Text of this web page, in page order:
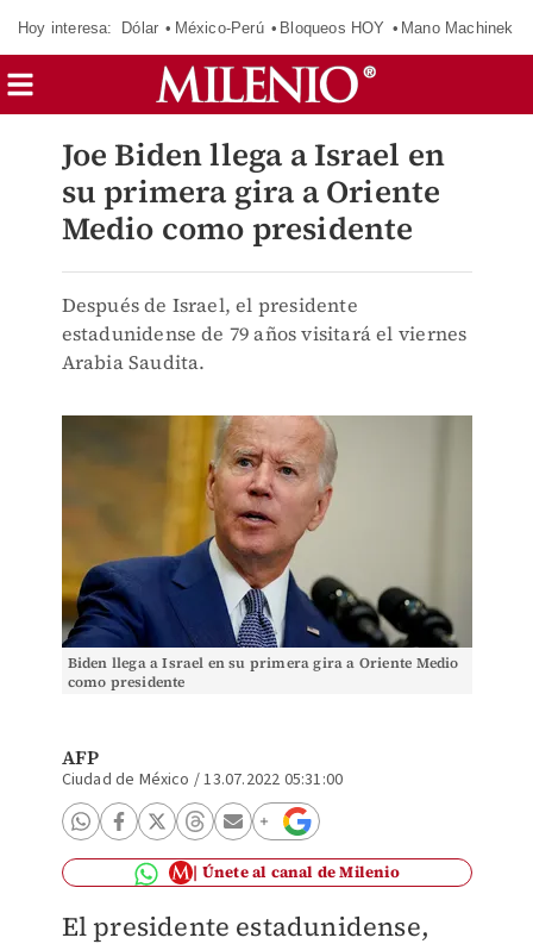
Hoy interesa: Dólar México-Perú Bloqueos HOY Mano Machinek
Joe Biden llega a Israel en
su primera gira a Oriente
Medio como presidente
Después de Israel, el presidente
estadunidense de 79 años visitará el viernes
Arabia Saudita.
Biden llega a Israel en su primera gira a Oriente Medio
como presidente
AFP
Ciudad de México /13.07.2022 05:31:00
Únete al canal de Milenio
El presidente estadunidense,